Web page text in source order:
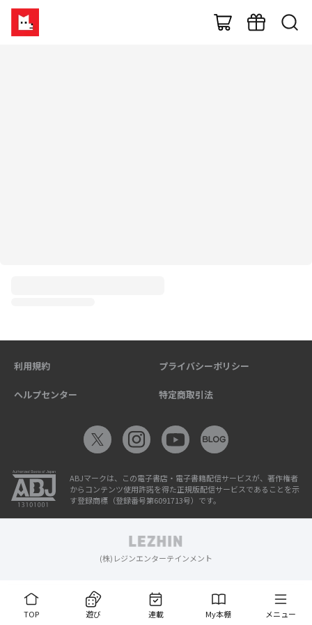
TOP 遊び 連載 My本棚 メニュー
利用規約 プライバシーポリシー
ヘルプセンター 特定商取引法
ABJマークは、この電子書店・電子書籍配信サービスが、著作権者
からコンテンツ使用許諾を得た正規版配信サービスであることを示
す登録商標（登録番号第6091713号）です。
(株)レジンエンターテインメント